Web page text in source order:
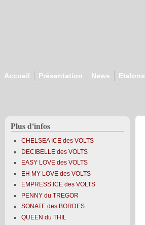
Accueil Présentation News Etalons
Plus d'infos
CHELSEA ICE des VOLTS
DECIBELLE des VOLTS
EASY LOVE des VOLTS
EH MY LOVE des VOLTS
EMPRESS ICE des VOLTS
PENNY du TREGOR
SONATE des BORDES
QUEEN du THIL